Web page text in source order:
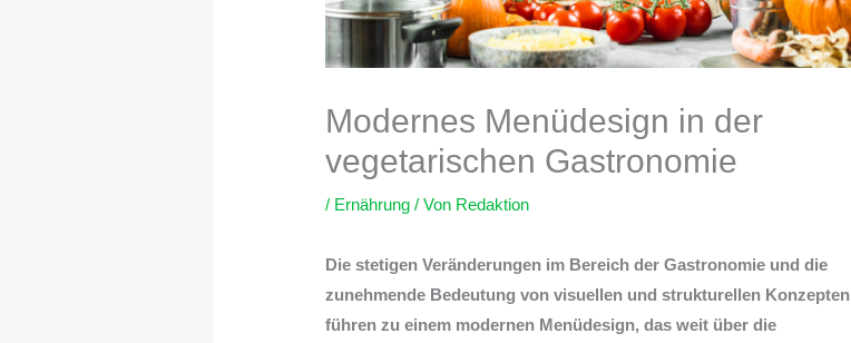
Modernes Menüdesign in der
vegetarischen Gastronomie
/ Ernährung / Von Redaktion
Die stetigen Veränderungen im Bereich der Gastronomie und die
zunehmende Bedeutung von visuellen und strukturellen Konzepten
führen zu einem modernen Menüdesign, das weit über die